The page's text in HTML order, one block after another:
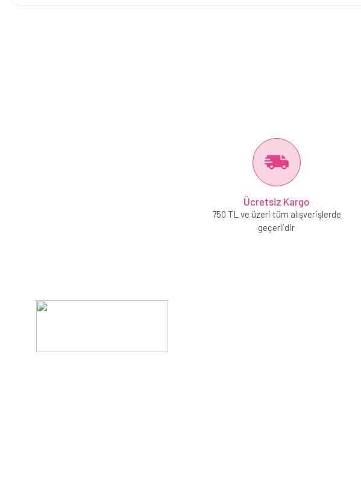
Ücretsiz Kargo
750 TL ve üzeri tüm alışverişlerde
geçerlidir